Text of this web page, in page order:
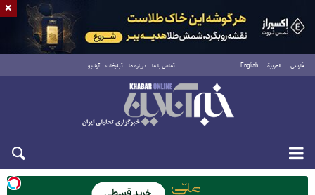
فارسی العربية English تماس با ما درباره ما تبلیغات آرشیو
یکشنبه ۱۸ مرداد ۱۴۰۵
×